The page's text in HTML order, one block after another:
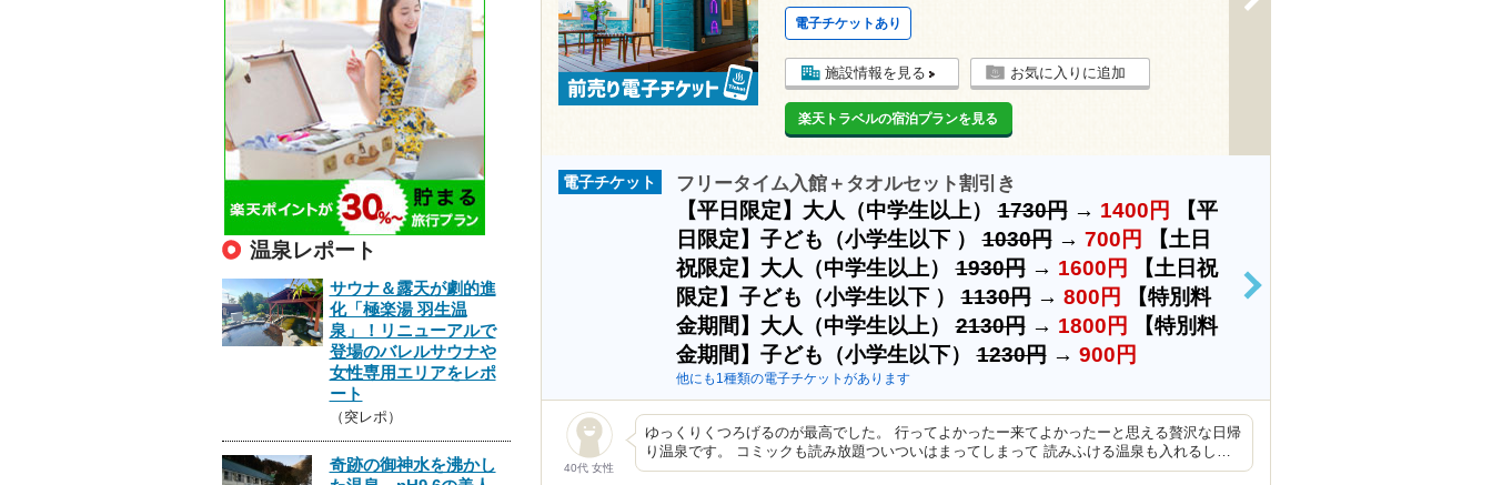
電子チケットあり
施設情報を見る お気に入りに追加
楽天トラベルの宿泊プランを見る
電子チケット フリータイム入館＋タオルセット割引き
【平日限定】大人（中学生以上）1730円→ 1400円
【平
日限定】子ども（小学生以下 ）1030円→ 700円
【土日
祝限定】大人（中学生以上）1930円→ 1600円
【土日祝
限定】子ども（小学生以下 ）1130円→ 800円
【特別料
金期間】大人（中学生以上）2130円→ 1800円
【特別料
金期間】子ども（小学生以下）1230円→ 900円
他にも1種類の電子チケットがあります
>
40代 女性
ゆっくりくつろげるのが最高でした。 行ってよかったー来てよかったーと思える贅沢な日帰
り温泉です。 コミックも読み放題ついついはまってしまって 読みふける温泉も入れるし…
温泉レポート
サウナ＆露天が劇的進
化「極楽湯 羽生温
泉」！リニューアルで
登場のバレルサウナや
女性専用エリアをレポ
ート
（突レポ）
奇跡の御神水を沸かし